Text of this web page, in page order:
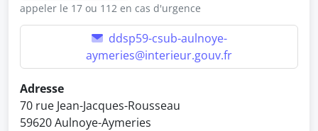
appeler le 17 ou 112 en cas d'urgence
ddsp59-csub-aulnoye-
aymeries@interieur.gouv.fr
Adresse
70 rue Jean-Jacques-Rousseau
59620 Aulnoye-Aymeries